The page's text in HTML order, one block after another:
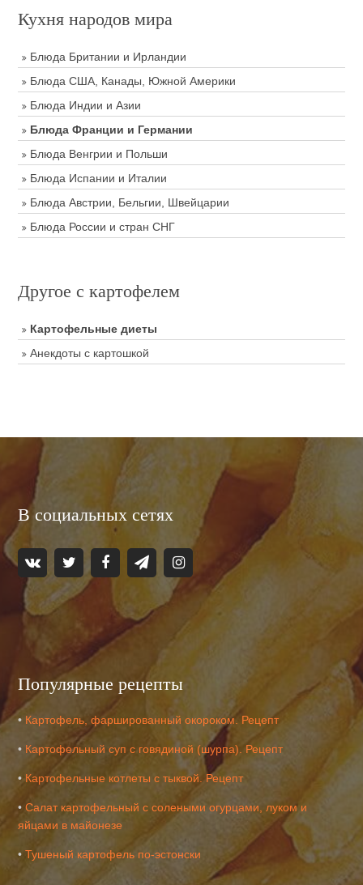
Кухня народов мира
Блюда Британии и Ирландии
Блюда США, Канады, Южной Америки
Блюда Индии и Азии
Блюда Франции и Германии
Блюда Венгрии и Польши
Блюда Испании и Италии
Блюда Австрии, Бельгии, Швейцарии
Блюда России и стран СНГ
Другое с картофелем
Картофельные диеты
Анекдоты с картошкой
В социальных сетях
Популярные рецепты
• Картофель, фаршированный окороком. Рецепт
• Картофельный суп с говядиной (шурпа). Рецепт
• Картофельные котлеты с тыквой. Рецепт
•Салат картофельный с солеными огурцами, луком и
яйцами в майонезе
•Тушеный картофель по-эстонски